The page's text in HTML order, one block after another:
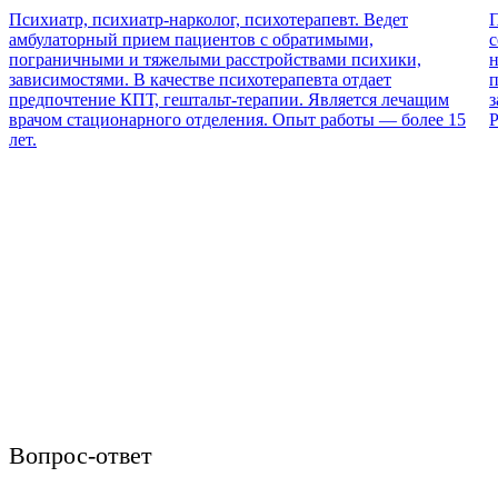
Психиатр, психиатр-нарколог, психотерапевт. Ведет
амбулаторный прием пациентов с обратимыми,
пограничными и тяжелыми расстройствами психики,
зависимостями. В качестве психотерапевта отдает
предпочтение КПТ, гештальт-терапии. Является лечащим
врачом стационарного отделения. Опыт работы — более 15
лет.
Вопрос-ответ